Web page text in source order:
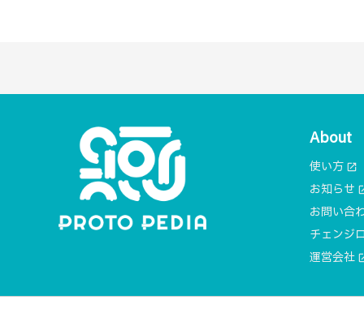
About
使い方 open_in_new
お知らせ
お問い合
チェンジ
運営会社